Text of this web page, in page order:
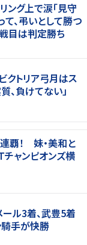
ング上で涙「見守
、弔いとして勝つ
目は判定勝ち
クトリア弓月はス
、負けてない」
覇！ 妹・美和と
ャンピオンズ横
ル3着、武豊5着
手が快勝